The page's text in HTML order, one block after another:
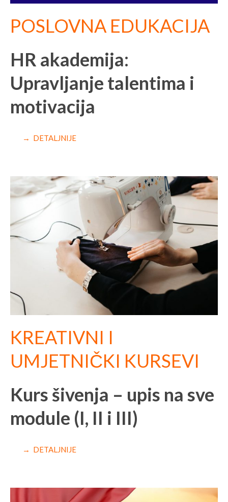
POSLOVNA EDUKACIJA
HR akademija:
Upravljanje talentima i
motivacija
→ DETALJNIJE
KREATIVNI I
UMJETNIČKI KURSEVI
Kurs šivenja – upis na sve
module (I, II i III)
→ DETALJNIJE